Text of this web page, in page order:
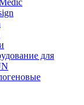
для